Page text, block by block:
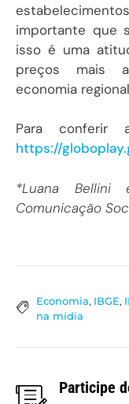
importante que
isso é uma
preços mais
economia
Para conferir
https://
*Luana Bellini
Comunicação
Economia, IBGE,
na mídia
Participe